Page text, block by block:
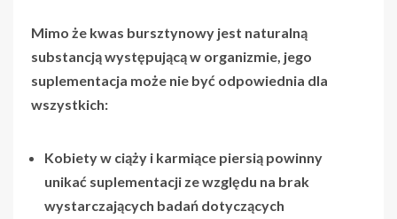
Mimo że kwas bursztynowy jest naturalną
substancją występującą w organizmie, jego
suplementacja może nie być odpowiednia dla
wszystkich:
Kobiety w ciąży i karmiące piersią powinny
unikać suplementacji ze względu na brak
wystarczających badań dotyczących